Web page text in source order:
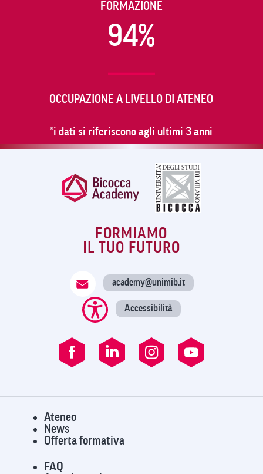
FORMAZIONE
94%
OCCUPAZIONE A LIVELLO DI ATENEO
*i dati si riferiscono agli ultimi 3 anni
FORMIAMO
IL TUO FUTURO
academy@unimib.it
Accessibilità
Ateneo
News
Offerta formativa
FAQ